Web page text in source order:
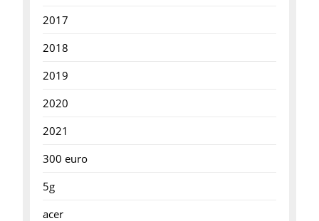
2017
2018
2019
2020
2021
300 euro
5g
acer